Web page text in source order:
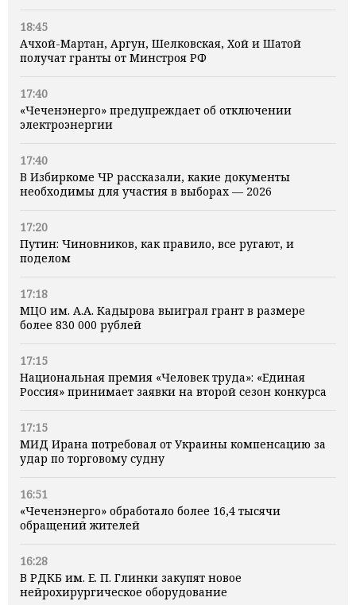
18:45
Ачхой-Мартан, Аргун, Шелковская, Хой и Шатой
получат гранты от Минстроя РФ
17:40
«Чеченэнерго» предупреждает об отключении
электроэнергии
17:40
В Избиркоме ЧР рассказали, какие документы
необходимы для участия в выборах — 2026
17:20
Путин: Чиновников, как правило, все ругают, и
поделом
17:18
МЦО им. А.А. Кадырова выиграл грант в размере
более 830 000 рублей
17:15
Национальная премия «Человек труда»: «Единая
Россия» принимает заявки на второй сезон конкурса
17:15
МИД Ирана потребовал от Украины компенсацию за
удар по торговому судну
16:51
«Чеченэнерго» обработало более 16,4 тысячи
обращений жителей
16:28
В РДКБ им. Е. П. Глинки закупят новое
нейрохирургическое оборудование